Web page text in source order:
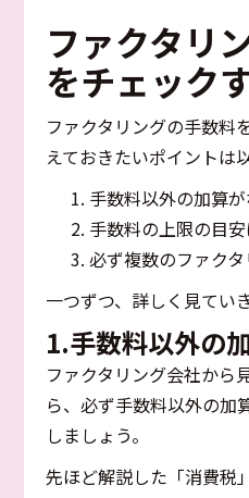
ファクタリ
をチェック
ファクタリングの手数料
えておきたいポイントは
手数料以外の加算
手数料の上限の目安
必ず複数のファク
一つずつ、詳しく見てい
1.手数料以外の
ファクタリング会社から
ら、必ず手数料以外の加
しましょう。
先ほど解説した「消費税